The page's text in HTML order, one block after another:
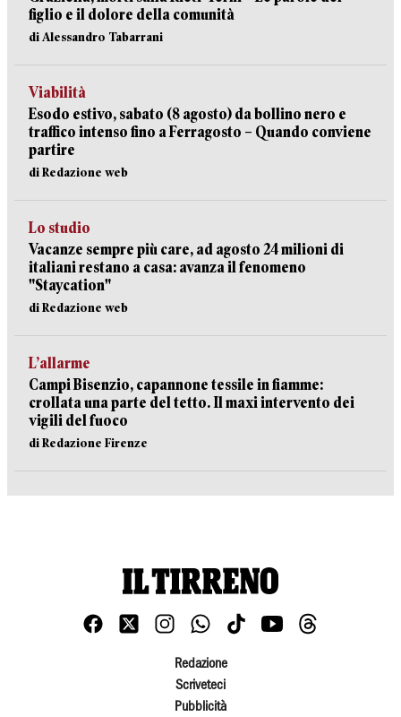
figlio e il dolore della comunità
di Alessandro Tabarrani
Viabilità
Esodo estivo, sabato (8 agosto) da bollino nero e
traffico intenso fino a Ferragosto – Quando conviene
partire
di Redazione web
Lo studio
Vacanze sempre più care, ad agosto 24 milioni di
italiani restano a casa: avanza il fenomeno
"Staycation"
di Redazione web
L’allarme
Campi Bisenzio, capannone tessile in fiamme:
crollata una parte del tetto. Il maxi intervento dei
vigili del fuoco
di Redazione Firenze
Redazione
Scriveteci
Pubblicità